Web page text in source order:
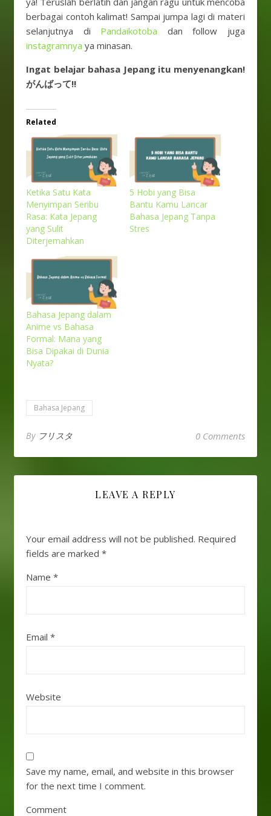
berbagai contoh kalimat! Sampai jumpa lagi di materi
selanjutnya di Pandaikotoba dan follow juga
instagramnya ya minasan.
Ingat belajar bahasa Jepang itu menyenangkan!
がんばって!!
Related
Ketika Satu Kata
Menyimpan Seribu
Rasa: Kata Jepang
yang Sulit
Diterjemahkan
5 Hobi yang Bisa
Bantu Kamu Lancar
Bahasa Jepang Tanpa
Stres
Bahasa Jepang dalam
Anime vs Bahasa
Formal: Mana yang
Bisa Dipakai di Dunia
Nyata?
Bahasa Jepang
By フリスタ 0 Comments
LEAVE A REPLY
Your email address will not be published. Required
fields are marked *
Name *
Email *
Website
Save my name, email, and website in this browser
for the next time I comment.
Comment